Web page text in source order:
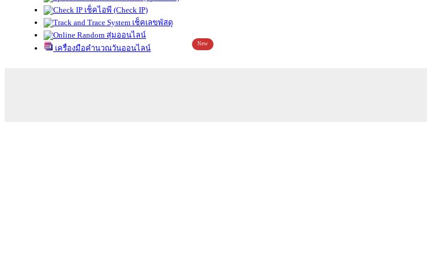
เช็คไอพี (Check IP)
เช็คเลขพัสดุ
สุ่มออนไลน์
เครื่องมือคำนวณวันออนไลน์
New